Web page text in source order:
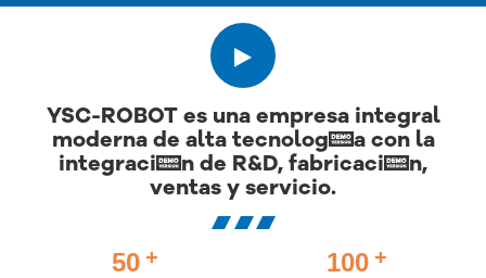
YSC-ROBOT es una empresa integral
moderna de alta tecnología con la
integración de R&D, fabricación,
ventas y servicio.
50 + 100 +